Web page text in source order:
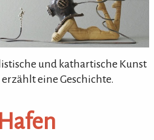
und kathartische Kunst
eine Geschichte.